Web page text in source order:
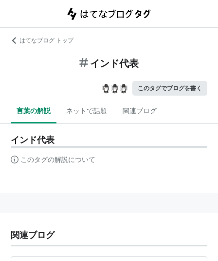
はてなブログ トップ
インド代表
このタグでブログを書く
言葉の解説 ネットで話題 関連ブログ
インド代表
このタグの解説について
関連ブログ